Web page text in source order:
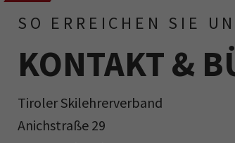
SO ERREICHEN SIE
KONTAKT &
Tiroler Skilehrerverband
Anichstraße 29